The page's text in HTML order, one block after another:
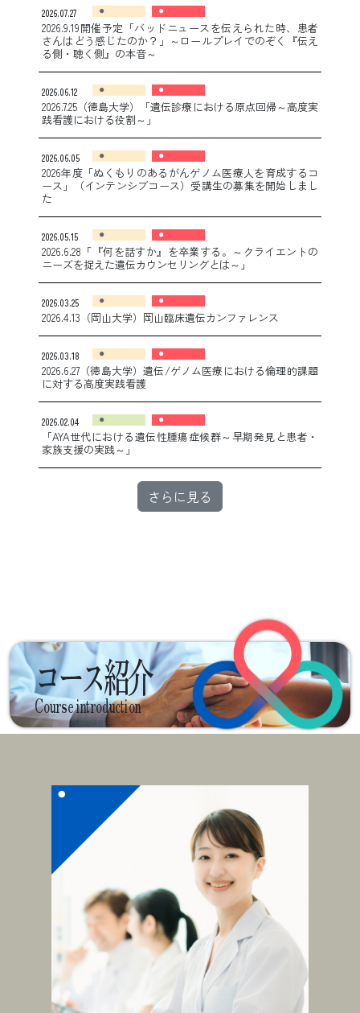
2026.07.27
2026.9.19開催予定「バッドニュースを伝えられた時、患者
さんはどう感じたのか？」～ロールプレイでのぞく『伝え
る側・聴く側』の本音～
2026.06.12
2026.7.25（徳島大学）「遺伝診療における原点回帰～高度実
践看護における役割～」
2026.06.05
2026年度「ぬくもりのあるがんゲノム医療人を育成するコ
ース」（インテンシブコース）受講生の募集を開始しまし
た
2026.05.15
2026.6.28「『何を話すか』を卒業する。～クライエントの
ニーズを捉えた遺伝カウンセリングとは～」
2026.03.25
2026.4.13（岡山大学）岡山臨床遺伝カンファレンス
2026.03.18
2026.6.27（徳島大学）遺伝/ゲノム医療における倫理的課題
に対する高度実践看護
2026.02.04
「AYA世代における遺伝性腫瘍症候群～早期発見と患者・
家族支援の実践～」
さらに見る
コース紹介
Course introduction